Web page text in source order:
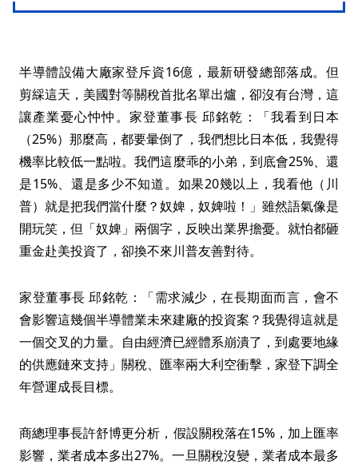
半導體設備大廠家登斥資16億，最新研發總部落成。但
剪綵這天，美國對等關稅首批名單出爐，卻沒有台灣，這
讓產業憂心忡忡。家登董事長 邱銘乾：「我看到日本
（25%）那麼高，都要暈倒了，我們想比日本低，我覺得
機率比較低一點啦。我們這麼乖的小弟，到底會25%、還
是15%、還是多少不知道。如果20幾以上，我看他（川
普）就是把我們當什麼？奴婢，奴婢啦！」雖然語氣像是
開玩笑，但「奴婢」兩個字，反映出業界擔憂。就怕都砸
重金赴美投資了，卻換不來川普友善對待。
家登董事長 邱銘乾：「需求減少，在長期面而言，會不
會影響這幾個半導體業未來建廠的投資案？我覺得這就是
一個交叉的力量。自由經濟已經體系崩潰了，到處要地緣
的供應鏈來支持」關稅、匯率兩大利空衝擊，家登下調全
年營運成長目標。
商總理事長許舒博更分析，假設關稅落在15%，加上匯率
影響，業者成本多出27%。一旦關稅沒變，業者成本最多